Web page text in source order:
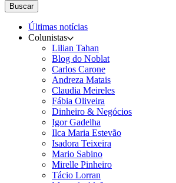
Buscar
Últimas notícias
Colunistas
Lilian Tahan
Blog do Noblat
Carlos Carone
Andreza Matais
Claudia Meireles
Fábia Oliveira
Dinheiro & Negócios
Igor Gadelha
Ilca Maria Estevão
Isadora Teixeira
Mario Sabino
Mirelle Pinheiro
Tácio Lorran